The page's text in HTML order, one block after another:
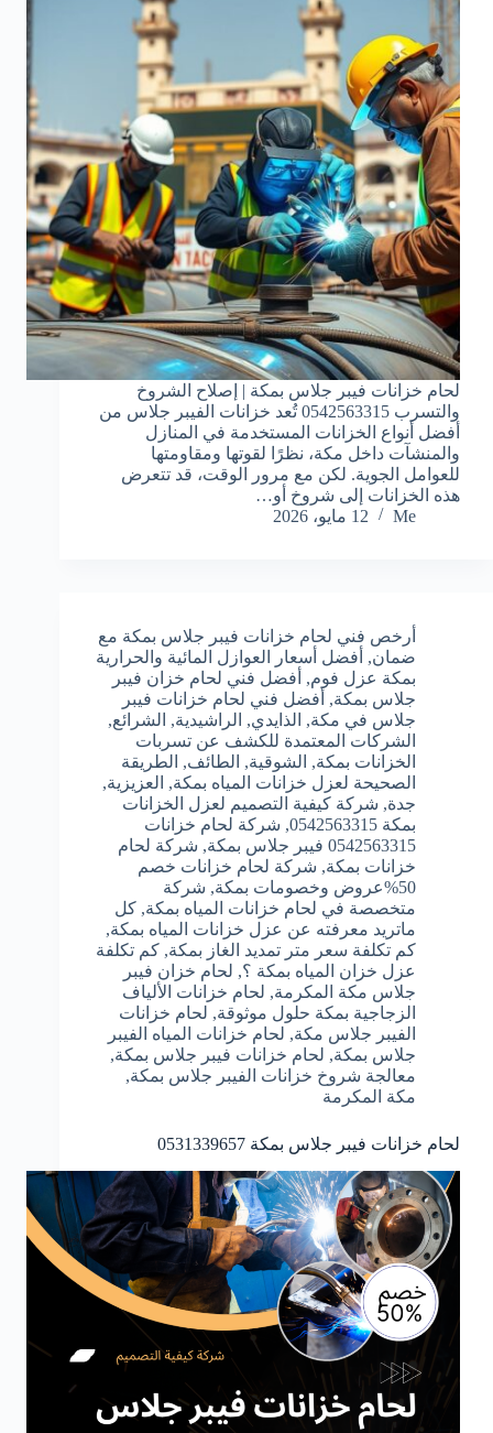
لحام خزانات فيبر جلاس بمكة | إصلاح الشروخ
والتسرب 0542563315 تُعد خزانات الفيبر جلاس من
أفضل أنواع الخزانات المستخدمة في المنازل
والمنشآت داخل مكة، نظرًا لقوتها ومقاومتها
للعوامل الجوية. لكن مع مرور الوقت، قد تتعرض
هذه الخزانات إلى شروخ أو…
Me
12 مايو، 2026
أرخص فني لحام خزانات فيبر جلاس بمكة مع
ضمان, أفضل أسعار العوازل المائية والحرارية
بمكة عزل فوم, أفضل فني لحام خزان فيبر
جلاس بمكة, أفضل فني لحام خزانات فيبر
جلاس في مكة, الذايدي, الراشيدية, الشرائع,
الشركات المعتمدة للكشف عن تسربات
الخزانات بمكة, الشوقية, الطائف, الطريقة
الصحيحة لعزل خزانات المياه بمكة, العزيزية,
جدة, شركة كيفية التصميم لعزل الخزانات
بمكة 0542563315
, شركة لحام خزانات
0542563315 فيبر جلاس بمكة
, شركة لحام
خزانات بمكة, شركة لحام خزانات خصم
50%عروض وخصومات بمكة
, شركة
متخصصة في لحام خزانات المياه بمكة, كل
ماتريد معرفته عن عزل خزانات المياه بمكة,
كم تكلفة سعر متر تمديد الغاز بمكة, كم تكلفة
عزل خزان المياه بمكة ؟, لحام خزان فيبر
جلاس مكة المكرمة, لحام خزانات الألياف
الزجاجية بمكة حلول موثوقة, لحام خزانات
الفيبر جلاس مكة, لحام خزانات المياه الفيبر
جلاس بمكة, لحام خزانات فيبر جلاس بمكة,
معالجة شروخ خزانات الفيبر جلاس بمكة,
مكة المكرمة
لحام خزانات فيبر جلاس بمكة 0531339657